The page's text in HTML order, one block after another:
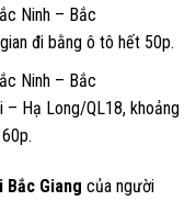
Ninh – Bắc
đi bằng ô tô hết 50p.
Ninh – Bắc
– Hạ Long/QL18, khoảng
Bắc Giang của người